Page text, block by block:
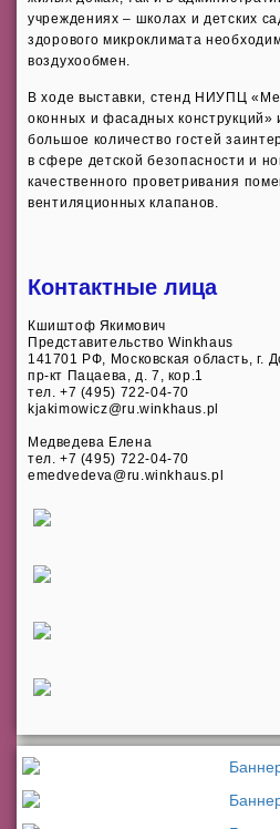
учреждениях – школах и детских
здорового микроклимата
воздухообмен.
В ходе выставки, стенд НИУПЦ
оконных и фасадных конструкций»
большое количество гостей
в сфере детской безопасности и
качественного проветривания
вентиляционных клапанов.
Контактные лица
Кшиштоф Якимович
Представительство Winkhaus
141701 РФ, Московская область, г.
пр-кт Пацаева, д. 7, кор.1
тел. +7 (495) 722-04-70
kjakimowicz@ru.winkhaus.pl
Медведева Елена
тел. +7 (495) 722-04-70
emedvedeva@ru.winkhaus.pl